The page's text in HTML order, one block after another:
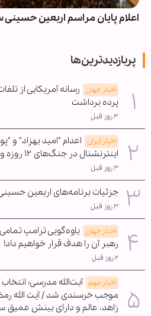
اعلام پایان مراسم اربعین حسینی سال
پربازدیدترین‌ها
اخبار جهان رسانه آمریکایی از
پرده برداشت
۳ روز قبل
اخبار ایران اعدام "امید بهزاد" و
اینترنشنال در جنگ‌های ۱۲ روزه و ۴۰ روزه
۳ روز قبل
جزئیات برنامه‌های اربعین
۳ روز قبل
اخبار جهان یاوه‌گویی ترامپ تمامی
رهبر آن را هدف قرار خواهیم داد!
۲ روز قبل
اخبار مهم آیت‌الله مدرسی:
موجب خرسندی شد / آیت الله
زاهد، عالم و دارای بینش